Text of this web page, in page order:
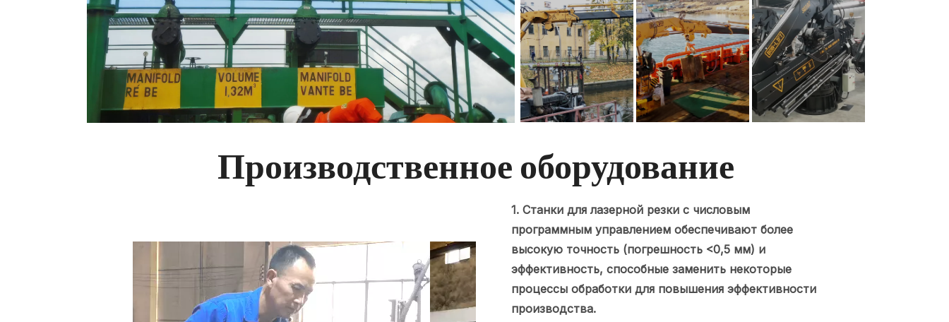
Производственное оборудование
1. Станки для лазерной резки с числовым
программным управлением обеспечивают более
высокую точность (погрешность <0,5 мм) и
эффективность, способные заменить некоторые
процессы обработки для повышения эффективности
производства.